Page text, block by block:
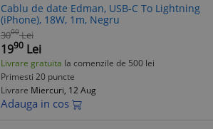
Cablu de date Edman, USB-C To Lightning
(iPhone), 18W, 1m, Negru
3000 Lei
1990 Lei
Livrare gratuita la comenzile de 500 lei
Primesti 20 puncte
Livrare Miercuri, 12 Aug
Adauga in cos